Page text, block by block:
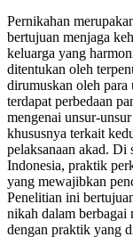
Pernikahan
bertujuan menjaga
keluarga yang
ditentukan oleh
dirumuskan oleh
terdapat perbedaan
mengenai unsur-
khususnya terkait
pelaksanaan akad. Di
Indonesia, praktik
yang mewajibkan
Penelitian ini
nikah dalam berbagai
dengan praktik yang